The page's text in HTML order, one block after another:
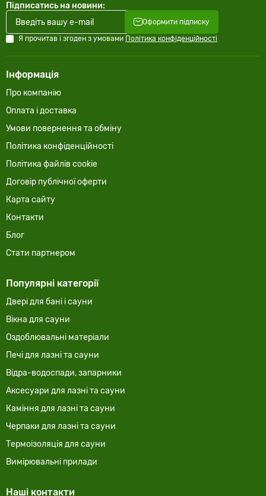
Підписатись на новини:
Оформити підписку
Я прочитав і згоден з умовами Політика конфіденційності
Інформація
Про компанію
Оплата і доставка
Умови повернення та обміну
Політика конфіденційності
Політика файлів cookie
Договір публічної оферти
Карта сайту
Контакти
Блог
Стати партнером
Популярні категорії
Двері для бані і сауни
Вікна для сауни
Оздоблювальні матеріали
Печі для лазні та сауни
Відра-водоспади, запарники
Аксесуари для лазні та сауни
Каміння для лазні та сауни
Черпаки для лазні та сауни
Термоізоляція для сауни
Вимірювальні прилади
Наші контакти